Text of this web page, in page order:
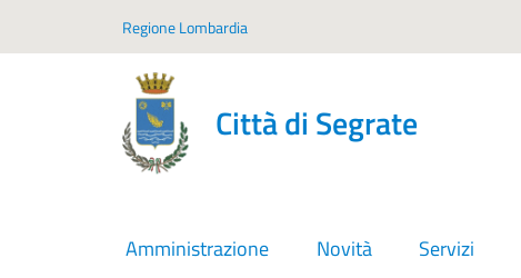
Regione Lombardia
Città di Segrate
Amministrazione Novità Servizi